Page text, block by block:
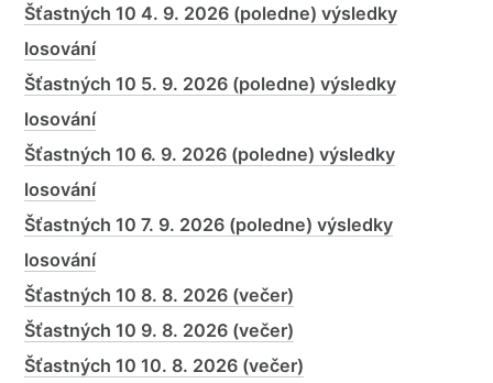
Šťastných 10 4. 9. 2026 (poledne) výsledky
losování
Šťastných 10 5. 9. 2026 (poledne) výsledky
losování
Šťastných 10 6. 9. 2026 (poledne) výsledky
losování
Šťastných 10 7. 9. 2026 (poledne) výsledky
losování
Šťastných 10 8. 8. 2026 (večer)
Šťastných 10 9. 8. 2026 (večer)
Šťastných 10 10. 8. 2026 (večer)